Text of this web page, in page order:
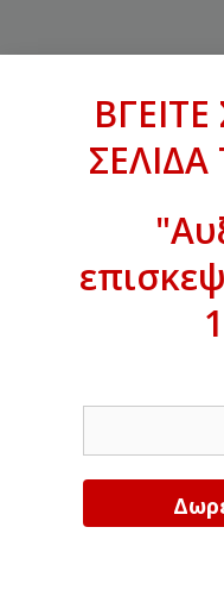
σε
ΒΓΕΙΤΕ
ΣΕΛΙΔΑ